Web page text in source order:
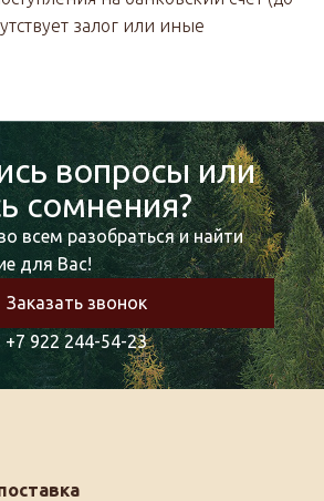
залог или иные
вопросы или
сомнения?
всем разобраться и найти
для Вас!
Заказать звонок
+7 922 244-54-23